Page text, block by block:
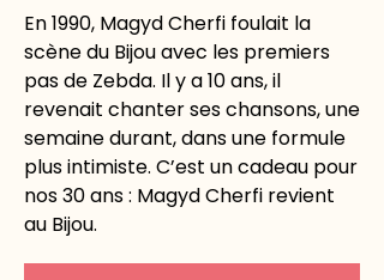
En 1990, Magyd Cherfi foulait la
scène du Bijou avec les premiers
pas de Zebda. Il y a 10 ans, il
revenait chanter ses chansons, une
semaine durant, dans une formule
plus intimiste. C’est un cadeau pour
nos 30 ans : Magyd Cherfi revient
au Bijou.